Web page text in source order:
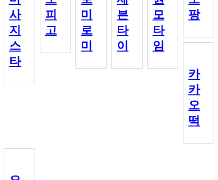
사
지
스
타
피
고
미
로
미
븐
타
이
모
타
임
팡
카
카
오
떡